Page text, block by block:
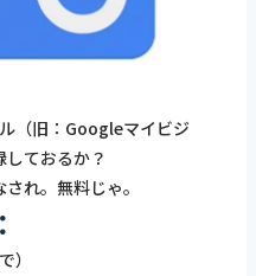
（旧：Googleマイビジ
ておるか？
れ。無料じゃ。
）